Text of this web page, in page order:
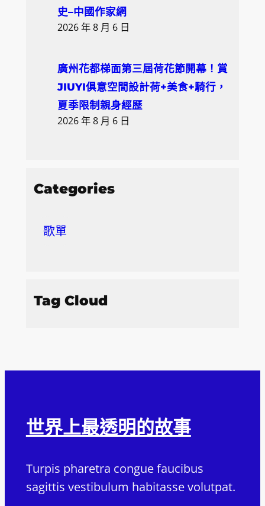
史–中國作家網
2026 年 8 月 6 日
廣州花都梯面第三屆荷花節開幕！賞
JIUYI俱意空間設計荷+美食+騎行，
夏季限制親身經歷
2026 年 8 月 6 日
Categories
歌單
Tag Cloud
世界上最透明的故事
Turpis pharetra congue faucibus
sagittis vestibulum habitasse volutpat.